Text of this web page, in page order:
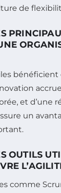
de
bénéficient
et d’une
un
OUTILS
comme